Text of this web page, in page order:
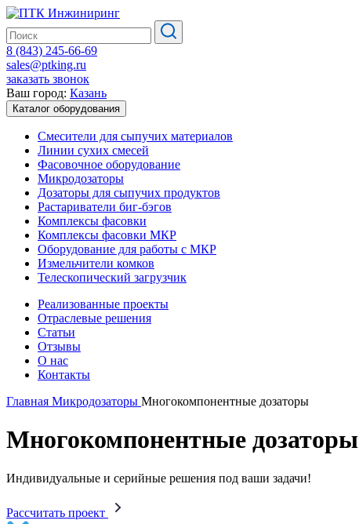
8 (843) 245-66-69
sales@ptking.ru
заказать звонок
Ваш город: Казань
Каталог оборудования
Смесители для сыпучих материалов
Линии сухих смесей
Фасовочное оборудование
Микродозаторы
Дозаторы для сыпучих продуктов
Растариватели биг-бэгов
Комплексы фасовки
Комплексы фасовки МКР
Оборудование для работы с МКР
Измельчители комков
Телескопический загрузчик
Реализованные проекты
Отраслевые решения
Статьи
Отзывы
О нас
Контакты
Главная Микродозаторы Многокомпонентные дозаторы
Многокомпонентные дозаторы
Индивидуальные и серийные решения под ваши задачи!
Рассчитать проект